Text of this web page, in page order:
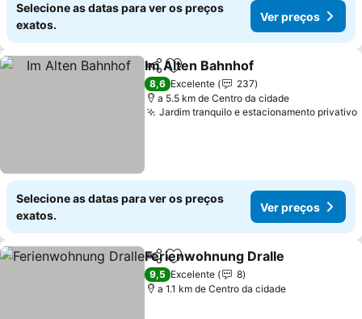
Selecione as datas para ver os preços
exatos.
Ver preços
PartilharAdicionar aos favoritos
Im Alten Bahnhof
8,6 Excelente
237
a 5.5 km de Centro da cidade
Jardim tranquilo e estacionamento privativo
Selecione as datas para ver os preços
exatos.
Ver preços
PartilharAdicionar aos favoritos
Ferienwohnung Dralle
9,5 Excelente
8
a 1.1 km de Centro da cidade